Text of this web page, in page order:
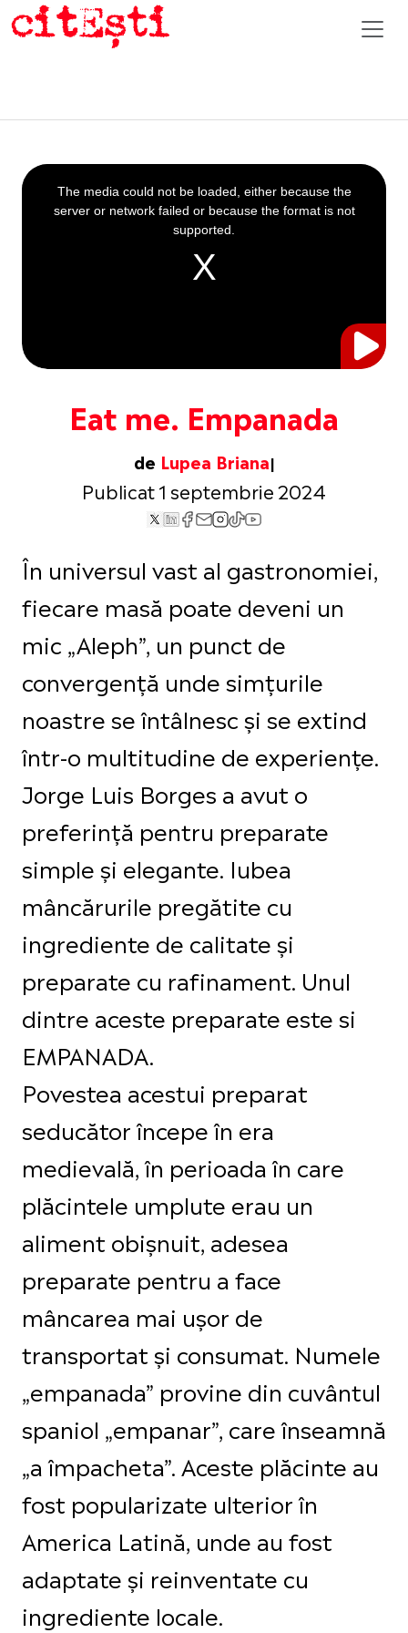
Eat me. Empanada
de Lupea Briana
Publicat 1 septembrie 2024
This
is
a
The media could not be loaded, either because the
server or network failed or because the format is not
supported.
În universul vast al gastronomiei,
fiecare masă poate deveni un
mic „Aleph”, un punct de
convergență unde simțurile
noastre se întâlnesc și se extind
într-o multitudine de experiențe.
Jorge Luis Borges a avut o
preferință pentru preparate
simple și elegante. Iubea
mâncărurile pregătite cu
ingrediente de calitate și
preparate cu rafinament. Unul
dintre aceste preparate este si
EMPANADA.
Povestea acestui preparat
seducător începe în era
medievală, în perioada în care
plăcintele umplute erau un
aliment obișnuit, adesea
preparate pentru a face
mâncarea mai ușor de
transportat și consumat. Numele
„empanada” provine din cuvântul
spaniol „empanar”, care înseamnă
„a împacheta”. Aceste plăcinte au
fost popularizate ulterior în
America Latină, unde au fost
adaptate și reinventate cu
ingrediente locale.